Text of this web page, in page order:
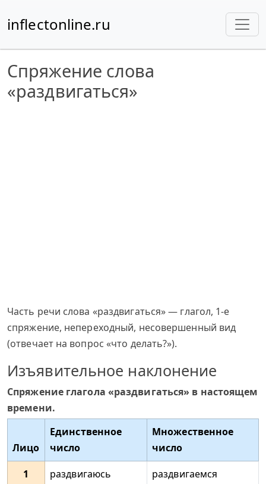
inflectonline.ru
Спряжение слова
«раздвигаться»
Часть речи слова «раздвигаться» — глагол, 1-е
спряжение, непереходный, несовершенный вид
(отвечает на вопрос «что делать?»).
Изъявительное наклонение
Спряжение глагола «раздвигаться» в настоящем
времени.
Лицо
Единственное
число
Множественное
число
1
раздвигаюсь раздвигаемся